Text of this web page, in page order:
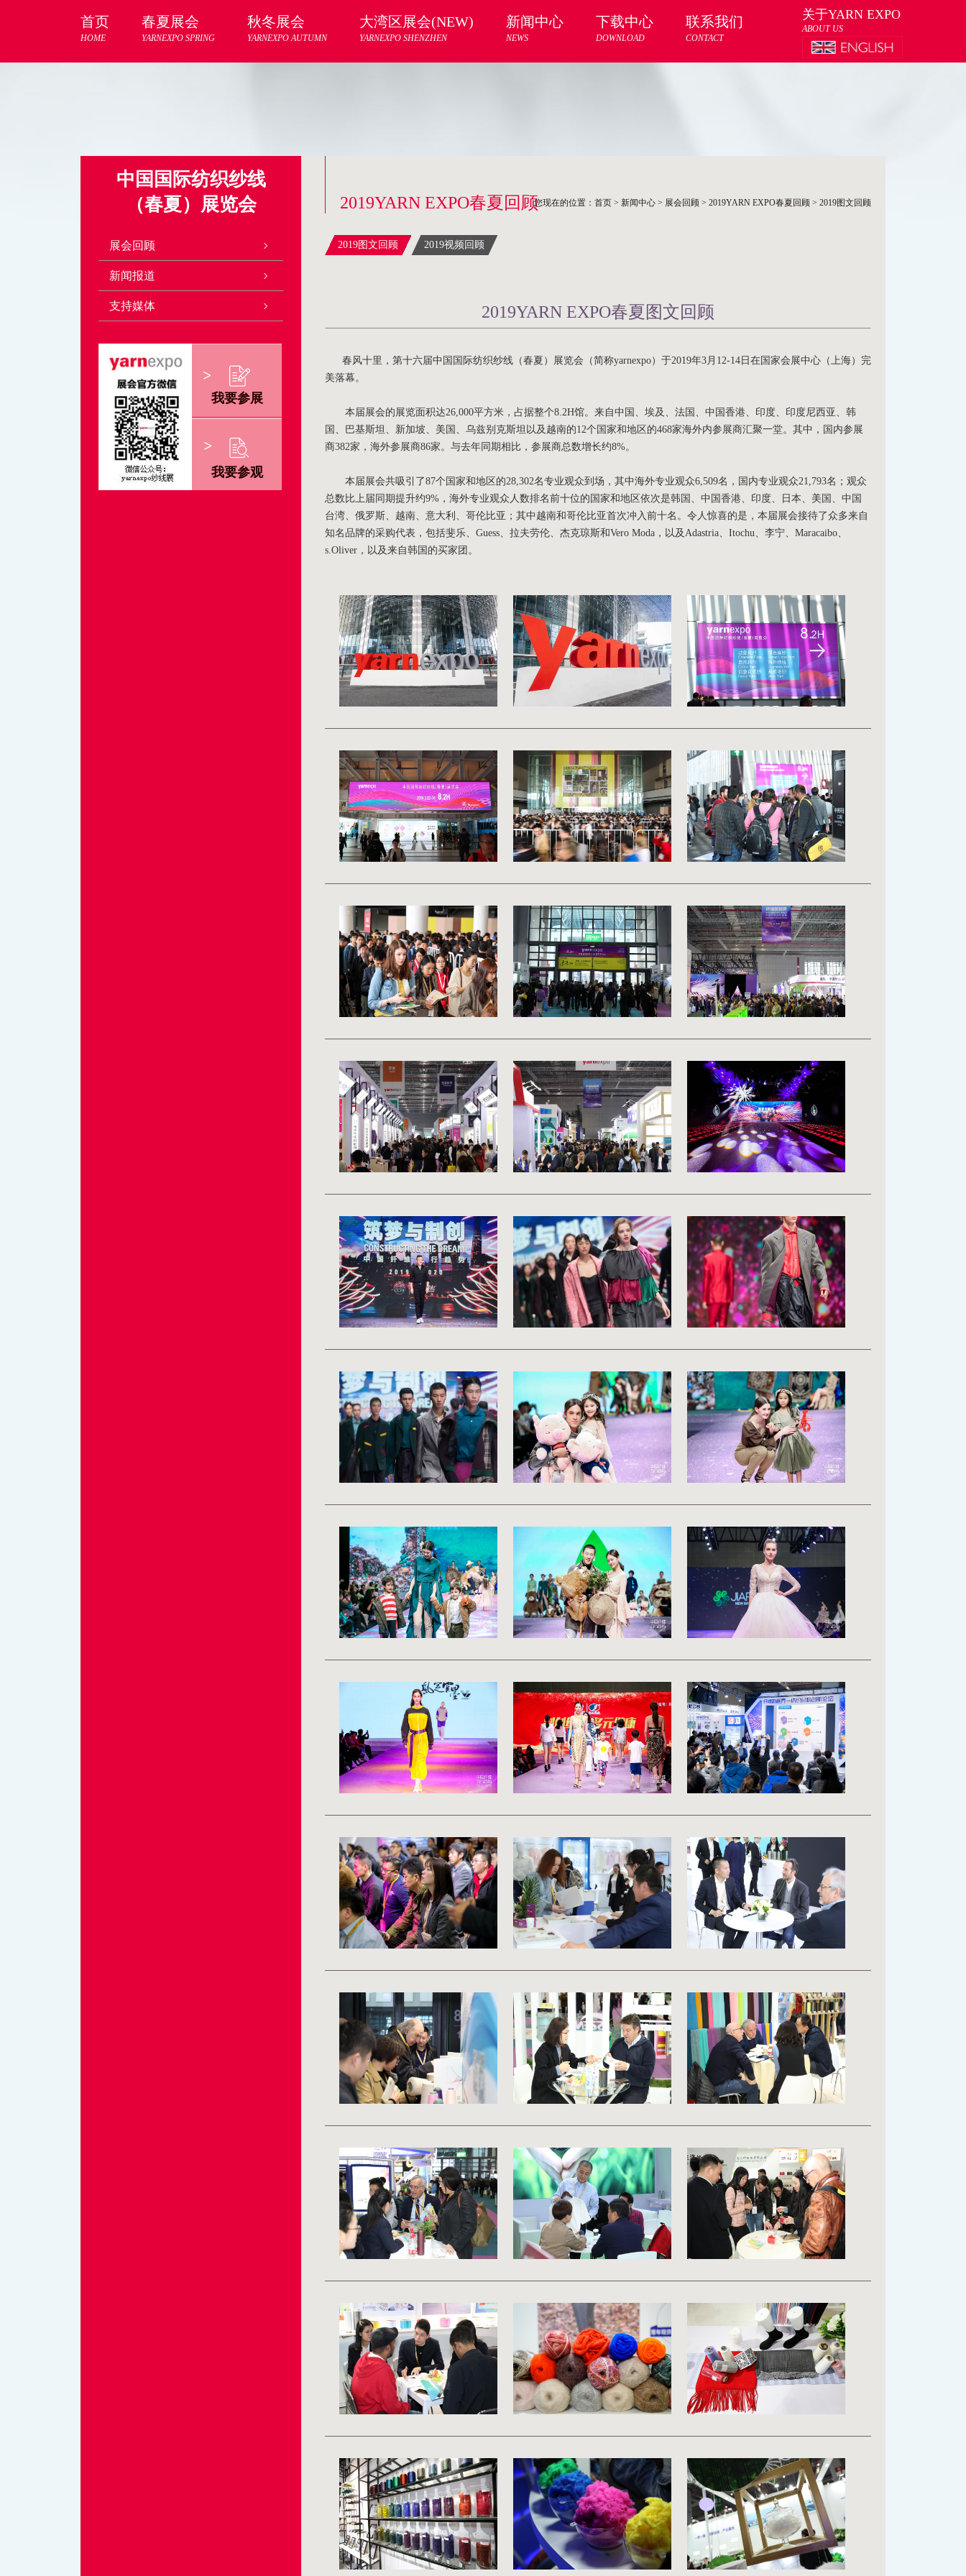
首页
HOME
春夏展会
YARNEXPO SPRING
秋冬展会
YARNEXPO AUTUMN
大湾区展会(NEW)
YARNEXPO SHENZHEN
新闻中心
NEWS
下载中心
DOWNLOAD
联系我们
CONTACT
关于YARN EXPO
ABOUT US
中国国际纺织纱线
（春夏）展览会
展会回顾
新闻报道
支持媒体
我要参展
我要参观
2019YARN EXPO春夏回顾您现在的位置： 首页 > 新闻中心 > 展会回顾 > 2019YARN EXPO春夏回顾 > 2019图文回顾
2019图文回顾 2019视频回顾
2019YARN EXPO春夏图文回顾
春风十里，第十六届中国国际纺织纱线（春夏）展览会（简称yarnexpo）于2019年3月12-14日在国家会展中心（上海）完
美落幕。
本届展会的展览面积达26,000平方米，占据整个8.2H馆。来自中国、埃及、法国、中国香港、印度、印度尼西亚、韩
国、巴基斯坦、新加坡、美国、乌兹别克斯坦以及越南的12个国家和地区的468家海外内参展商汇聚一堂。其中，国内参展
商382家，海外参展商86家。与去年同期相比，参展商总数增长约8%。
本届展会共吸引了87个国家和地区的28,302名专业观众到场，其中海外专业观众6,509名，国内专业观众21,793名；观众
总数比上届同期提升约9%，海外专业观众人数排名前十位的国家和地区依次是韩国、中国香港、印度、日本、美国、中国
台湾、俄罗斯、越南、意大利、哥伦比亚；其中越南和哥伦比亚首次冲入前十名。令人惊喜的是，本届展会接待了众多来自
知名品牌的采购代表，包括斐乐、Guess、拉夫劳伦、杰克琼斯和Vero Moda，以及Adastria、Itochu、李宁、Maracaibo、
s.Oliver，以及来自韩国的买家团。